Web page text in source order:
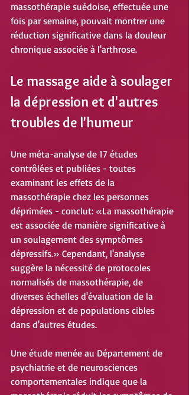
massothérapie suédoise, effectuée une
fois par semaine, pouvait montrer une
réduction significative dans la douleur
chronique associée à l'arthrose.
Le massage aide à soulager
la dépression et d'autres
troubles de l'humeur
Une méta-analyse de 17 études
contrôlées et publiées - toutes
examinant les effets de la
massothérapie chez les personnes
déprimées - conclut: «La massothérapie
est associée de manière significative à
un soulagement des symptômes
dépressifs.» Cependant, l'analyse
suggère la nécessité de protocoles
normalisés de massothérapie, de
diverses échelles d'évaluation de la
dépression et de populations cibles
dans d'autres études.
Une étude menée au Département de
psychiatrie et de neurosciences
comportementales indique que la